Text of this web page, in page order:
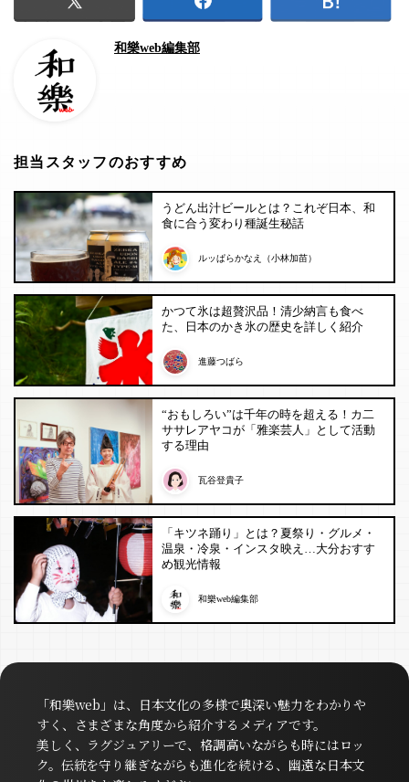
和樂web編集部
担当スタッフのおすすめ
うどん出汁ビールとは？これぞ日本、和
食に合う変わり種誕生秘話
ルッぱらかなえ（小林加苗）
かつて氷は超贅沢品！清少納言も食べ
た、日本のかき氷の歴史を詳しく紹介
進藤つばら
“おもしろい”は千年の時を超える！カ二
ササレアヤコが「雅楽芸人」として活動
する理由
瓦谷登貴子
「キツネ踊り」とは？夏祭り・グルメ・
温泉・冷泉・インスタ映え…大分おすす
め観光情報
和樂web編集部
「和樂web」は、日本文化の多様で奥深い魅力をわかりや
すく、さまざまな角度から紹介するメディアです。
美しく、ラグジュアリーで、格調高いながらも時にはロッ
ク。伝統を守り継ぎながらも進化を続ける、幽遠な日本文